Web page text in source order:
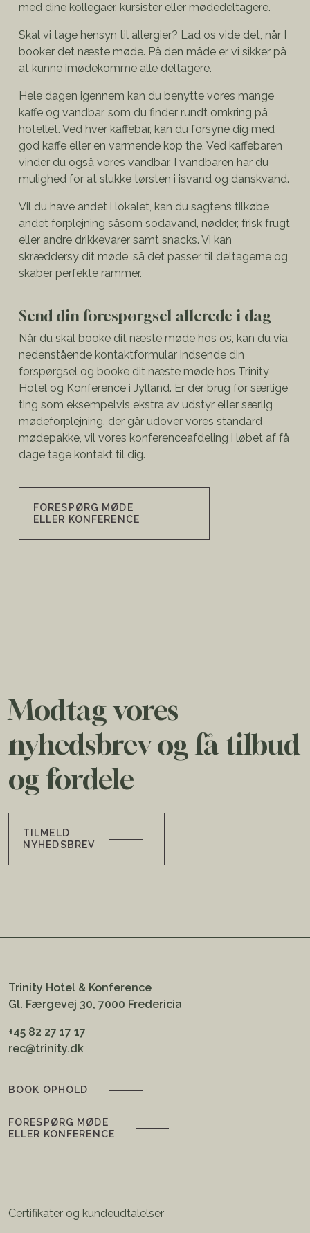
med dine kollegaer, kursister eller mødedeltagere.
Skal vi tage hensyn til allergier? Lad os vide det, når I
booker det næste møde. På den måde er vi sikker på
at kunne imødekomme alle deltagere.
Hele dagen igennem kan du benytte vores mange
kaffe og vandbar, som du finder rundt omkring på
hotellet. Ved hver kaffebar, kan du forsyne dig med
god kaffe eller en varmende kop the. Ved kaffebaren
vinder du også vores vandbar. I vandbaren har du
mulighed for at slukke tørsten i isvand og danskvand.
Vil du have andet i lokalet, kan du sagtens tilkøbe
andet forplejning såsom sodavand, nødder, frisk frugt
eller andre drikkevarer samt snacks. Vi kan
skræddersy dit møde, så det passer til deltagerne og
skaber perfekte rammer.
Send din forespørgsel allerede i dag
Når du skal booke dit næste møde hos os, kan du via
nedenstående kontaktformular indsende din
forspørgsel og booke dit næste møde hos Trinity
Hotel og Konference i Jylland. Er der brug for særlige
ting som eksempelvis ekstra av udstyr eller særlig
mødeforplejning, der går udover vores standard
mødepakke, vil vores konferenceafdeling i løbet af få
dage tage kontakt til dig.
FORESPØRG MØDE
ELLER KONFERENCE
Modtag vores
nyhedsbrev og få tilbud
og fordele
TILMELD
NYHEDSBREV
Trinity Hotel & Konference
Gl. Færgevej 30, 7000 Fredericia
+45 82 27 17 17
rec@trinity.dk
BOOK OPHOLD
FORESPØRG MØDE
ELLER KONFERENCE
Certifikater og kundeudtalelser